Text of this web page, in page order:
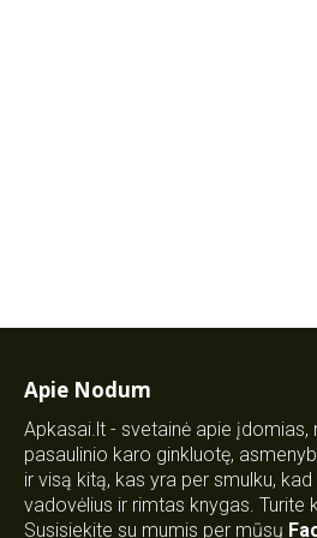
Apie Nodum
Apkasai.lt - svetainė apie
pasaulinio karo ginkluotę,
ir visą kitą, kas yra per smulku,
vadovėlius ir rimtas knygas. Turite
Susisiekite su mumis per mūsų